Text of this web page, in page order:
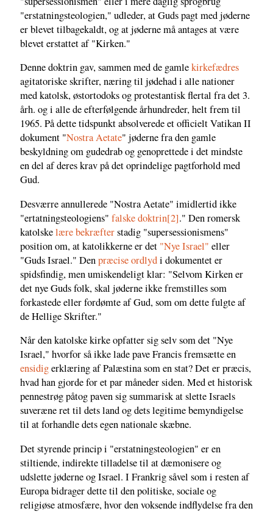
"erstatningsteologien," udleder, at Guds pagt med jøderne
er blevet tilbagekaldt, og at jøderne må antages at være
blevet erstattet af "Kirken."
Denne doktrin gav, sammen med de gamlekirkefædres
agitatoriske skrifter, næring til jødehad i alle nationer
med katolsk, østortodoks og protestantisk flertal fra det 3.
årh. og i alle de efterfølgende århundreder, helt frem til
1965. På dette tidspunkt absolverede et officielt Vatikan II
dokument "Nostra Aetate" jøderne fra den gamle
beskyldning om gudedrab og genoprettede i det mindste
en del af deres krav på det oprindelige pagtforhold med
Gud.
Desværre annullerede "Nostra Aetate" imidlertid ikke
"ertatningsteologiens" falske doktrin[2]." Den romersk
katolskelærebekræfterstadig "supersessionismens"
position om, at katolikkerne er det "Nye Israel" eller
"Guds Israel." Denpræcise ordlydi dokumentet er
spidsfindig, men umiskendeligt klar: "Selvom Kirken er
det nye Guds folk, skal jøderne ikke fremstilles som
forkastede eller fordømte af Gud, som om dette fulgte af
de Hellige Skrifter."
Når den katolske kirke opfatter sig selv som det "Nye
Israel," hvorfor så ikke lade pave Francis fremsætte en
ensidigerklæring af Palæstina som en stat? Det er præcis,
hvad han gjorde for et par måneder siden. Med et historisk
pennestrøg påtog paven sig summarisk at slette Israels
suveræne ret til dets land og dets legitime bemyndigelse
til at forhandle dets egen nationale skæbne.
Det styrende princip i "erstatningsteologien" er en
stiltiende, indirekte tilladelse til at dæmonisere og
udslette jøderne og Israel. I Frankrig såvel som i resten af
Europa bidrager dette til den politiske, sociale og
religiøse atmosfære, hvor den voksende indflydelse fra den